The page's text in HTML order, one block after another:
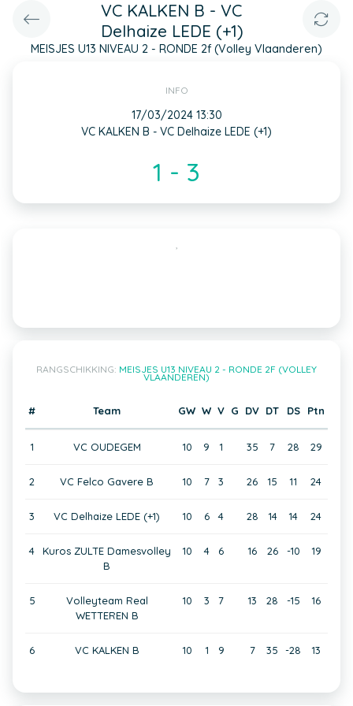
VC KALKEN B - VC
Delhaize LEDE (+1)
MEISJES U13 NIVEAU 2 - RONDE 2f (Volley Vlaanderen)
INFO
17/03/2024 13:30
VC KALKEN B - VC Delhaize LEDE (+1)
1 - 3
,
RANGSCHIKKING: MEISJES U13 NIVEAU 2 - RONDE 2F (VOLLEY
VLAANDEREN)
# Team GW W V G DV DT DS Ptn
1 VC OUDEGEM 10 9 1 35 7 28 29
2 VC Felco Gavere B 10 7 3 26 15 11 24
3 VC Delhaize LEDE (+1) 10 6 4 28 14 14 24
4
Kuros ZULTE Damesvolley
B
10 4 6 16 26 -10 19
5
Volleyteam Real
WETTEREN B
10 3 7 13 28 -15 16
6 VC KALKEN B 10 1 9 7 35 -28 13